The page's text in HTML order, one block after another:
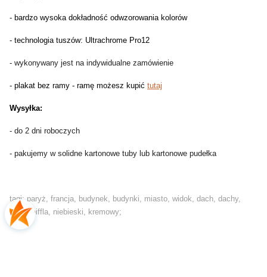
- bardzo wysoka dokładność odwzorowania kolorów
- technologia tuszów: Ultrachrome Pro12
- wykonywany jest na indywidualne zamówienie
- plakat bez ramy - ramę możesz kupić tutaj
Wysyłka:
- do 2 dni roboczych
- pakujemy w solidne kartonowe tuby lub kartonowe pudełka
tagi: paryż, francja, budynek, budynki, miasto, widok, dach, dachy,
wieża eiffla, niebieski, kremowy;